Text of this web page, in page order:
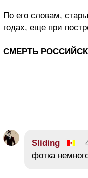
По его словам,
годах, еще при
СМЕРТЬ
Sliding
фотка